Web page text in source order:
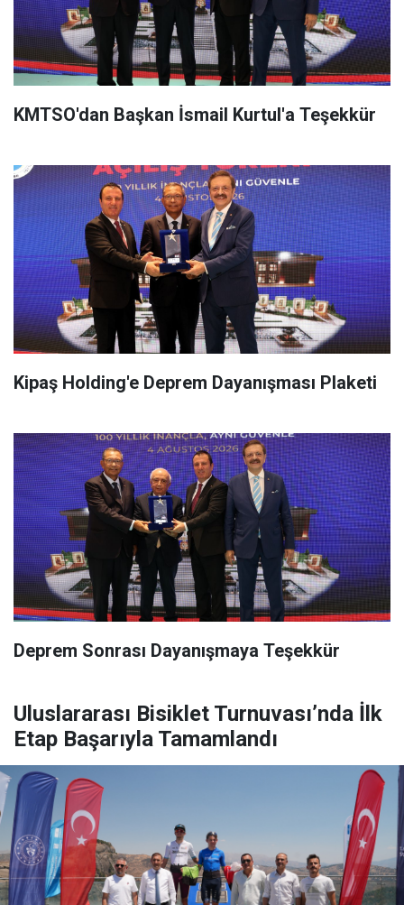
KMTSO'dan Başkan İsmail Kurtul'a Teşekkür
Kipaş Holding'e Deprem Dayanışması Plaketi
Deprem Sonrası Dayanışmaya Teşekkür
Uluslararası Bisiklet Turnuvası’nda İlk
Etap Başarıyla Tamamlandı